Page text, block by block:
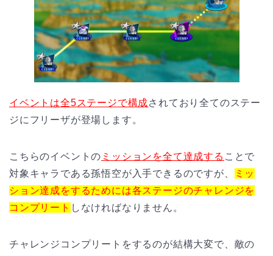
イベントは全5ステージで構成されており全てのステー
ジにフリーザが登場します。
こちらのイベントの ミッションを全て達成する ことで
対象キャラである孫悟空が入手できるのですが、
ミッ
ション達成をするためには各ステージのチャレンジを
コンプリート しなければなりません。
チャレンジコンプリートをするのが結構大変で、敵の